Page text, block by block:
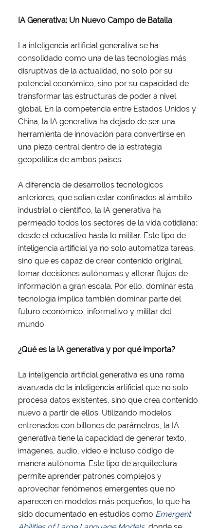
IA Generativa: Un Nuevo Campo de Batalla
La inteligencia artificial generativa se ha
consolidado como una de las tecnologías más
disruptivas de la actualidad, no solo por su
potencial económico, sino por su capacidad de
transformar las estructuras de poder a nivel
global. En la competencia entre Estados Unidos y
China, la IA generativa ha dejado de ser una
herramienta de innovación para convertirse en
una pieza central dentro de la estrategia
geopolítica de ambos países.
A diferencia de desarrollos tecnológicos
anteriores, que solían estar confinados al ámbito
industrial o científico, la IA generativa ha
permeado todos los sectores de la vida cotidiana:
desde el educativo hasta lo militar. Este tipo de
inteligencia artificial ya no solo automatiza tareas,
sino que es capaz de crear contenido original,
tomar decisiones autónomas y alterar flujos de
información a gran escala. Por ello, dominar esta
tecnología implica también dominar parte del
futuro económico, informativo y militar del
mundo.
¿Qué es la IA generativa y por qué importa?
La inteligencia artificial generativa es una rama
avanzada de la inteligencia artificial que no solo
procesa datos existentes, sino que crea contenido
nuevo a partir de ellos. Utilizando modelos
entrenados con billones de parámetros, la IA
generativa tiene la capacidad de generar texto,
imágenes, audio, video e incluso código de
manera autónoma. Este tipo de arquitectura
permite aprender patrones complejos y
aprovechar fenómenos emergentes que no
aparecen en modelos más pequeños, lo que ha
sido documentado en estudios como Emergent